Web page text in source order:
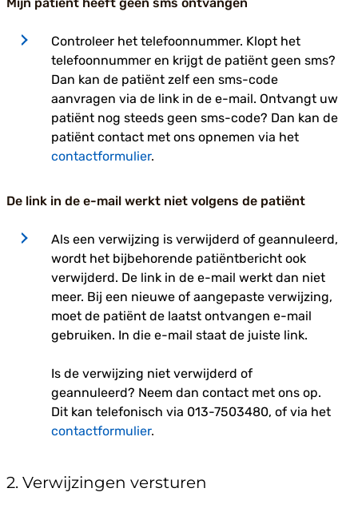
Controleer het telefoonnummer. Klopt het
telefoonnummer en krijgt de patiënt geen sms?
Dan kan de patiënt zelf een sms-code
aanvragen via de link in de e-mail. Ontvangt uw
patiënt nog steeds geen sms-code? Dan kan de
patiënt contact met ons opnemen via het
contactformulier.
De link in de e-mail werkt niet volgens de patiënt
Als een verwijzing is verwijderd of geannuleerd,
wordt het bijbehorende patiëntbericht ook
verwijderd. De link in de e-mail werkt dan niet
meer. Bij een nieuwe of aangepaste verwijzing,
moet de patiënt de laatst ontvangen e-mail
gebruiken. In die e-mail staat de juiste link.
Is de verwijzing niet verwijderd of
geannuleerd? Neem dan contact met ons op.
Dit kan telefonisch via 013-7503480, of via het
contactformulier.
2. Verwijzingen versturen